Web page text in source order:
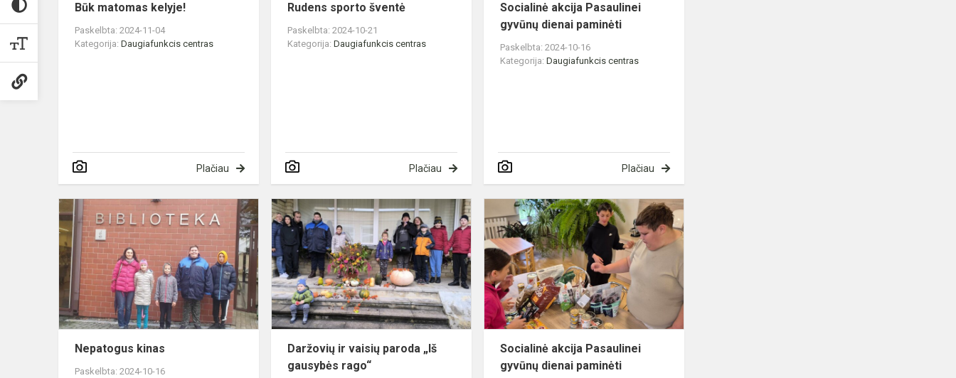
Būk matomas kelyje!
Paskelbta: 2024-11-04
Kategorija: Daugiafunkcis centras
Plačiau
Rudens sporto šventė
Paskelbta: 2024-10-21
Kategorija:Daugiafunkcis centras
Plačiau
Socialinė akcija Pasaulinei
gyvūnų dienai paminėti
Paskelbta: 2024-10-16
Kategorija:Daugiafunkcis centras
Plačiau
Nepatogus
kinas
Nepatogus kinas
Paskelbta: 2024-10-16
Daržovių
ir
vaisių
paroda
„Iš
gausybės
rago“
Daržovių ir vaisių paroda „Iš
gausybės rago“
Socialinė
akcija
Pasaulinei
paminėti
Socialinė akcija Pasaulinei
gyvūnų dienai paminėti